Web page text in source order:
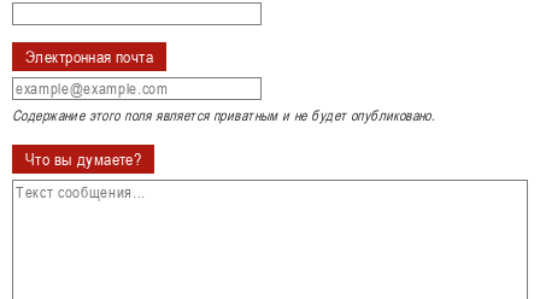
Электронная почта
Содержание этого поля является приватным и не будет опубликовано.
Что вы думаете?